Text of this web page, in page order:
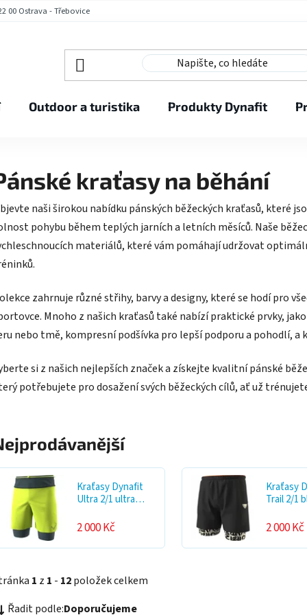
00 Ostrava - Třebovice
Outdoor a turistika Produkty Dynafit
kraťasy na běhání
naši širokou nabídku pánských běžeckých kraťasů, které
pohybu během teplých jarních a letních měsíců. Naše
materiálů, které vám pomáhají udržovat
zahrnuje různé střihy, barvy a designy, které se hodí pro
Mnoho z našich kraťasů také nabízí praktické prvky,
nebo tmě, kompresní podšívka pro lepší podporu a pohodlí, a
si z našich nejlepších značek a získejte kvalitní pánské
potřebujete pro dosažení svých běžeckých cílů, ať už
Kraťasy Dynafit
Ultra 2/1 ultra
2 000 Kč
Kraťasy
Trail 2/1
2 000 Kč
1 z 1 - 12položek celkem
Řadit podle:Doporučujeme